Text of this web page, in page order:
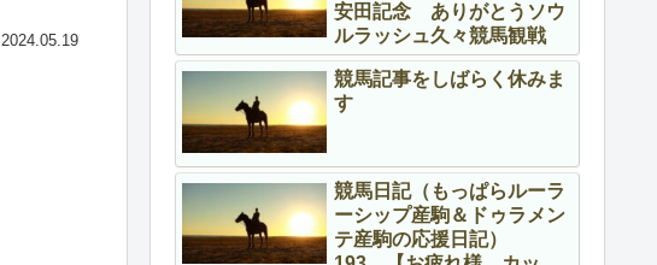
2024.05.19
安田記念 ありがとうソウ
ルラッシュ久々競馬観戦
競馬記事をしばらく休みま
す
競馬日記（もっぱらルーラ
ーシップ産駒＆ドゥラメン
テ産駒の応援日記）